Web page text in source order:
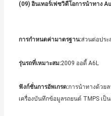
(09) อินเทอร์เฟซวิดีโอการนำทาง
การกำหนดค่ามาตรฐาน:ส่วนต่อปร
รุ่นรถที่เหมาะสม:2009 ออดี้ A6L
ฟังก์ชั่นการอัพเกรด:การนำทางด้วย
เครื่องบันทึกข้อมูลรถยนต์ TMPS เป็